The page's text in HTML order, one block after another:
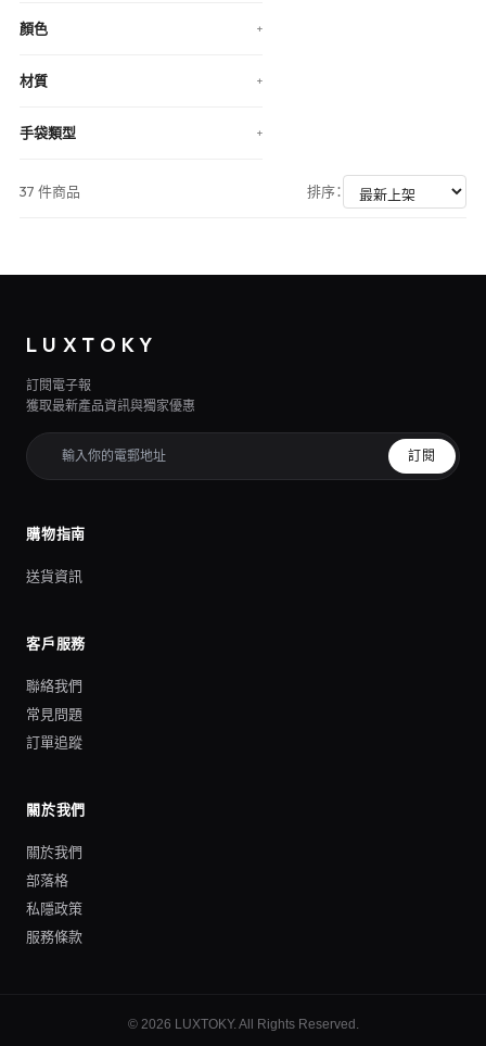
顏色 +
材質 +
手袋類型 +
37 件商品 排序：
LUXTOKY
訂閱電子報
獲取最新產品資訊與獨家優惠
訂閱
購物指南
送貨資訊
客戶服務
聯絡我們
常見問題
訂單追蹤
關於我們
關於我們
部落格
私隱政策
服務條款
© 2026 LUXTOKY. All Rights Reserved.